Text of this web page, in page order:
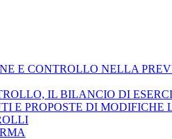
E CONTROLLO NELLA
IL BILANCIO DI
E PROPOSTE DI MODIFICHE